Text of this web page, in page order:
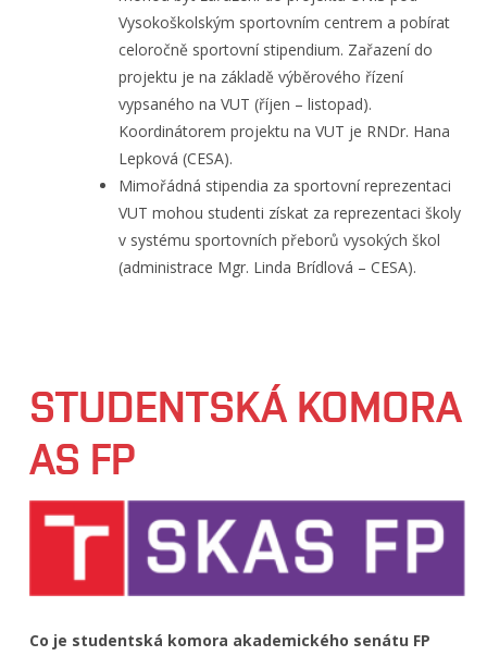
Vysokoškolským sportovním centrem a pobírat
celoročně sportovní stipendium. Zařazení do
projektu je na základě výběrového řízení
vypsaného na VUT (říjen – listopad).
Koordinátorem projektu na VUT je RNDr. Hana
Lepková (CESA).
Mimořádná stipendia za sportovní reprezentaci
VUT mohou studenti získat za reprezentaci školy
v systému sportovních přeborů vysokých škol
(administrace Mgr. Linda Brídlová – CESA).
STUDENTSKÁ KOMORA
AS FP
Co je studentská komora akademického senátu FP